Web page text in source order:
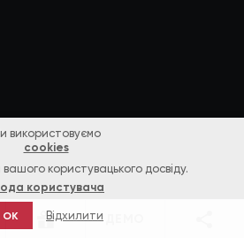
використовуємо
cookies
користувацького досвіду.
користувача
OK Відхилити